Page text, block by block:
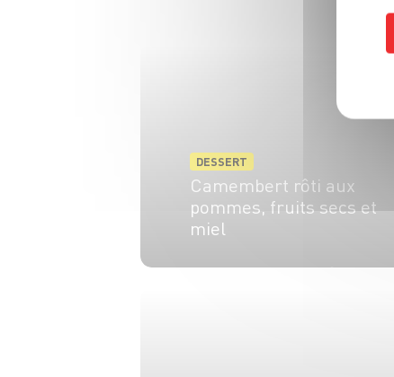
DESSERT
Camembert rôti aux
pommes, fruits secs et
miel